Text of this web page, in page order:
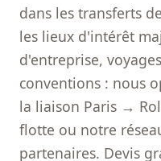
dans les transferts
les lieux d'intérêt
d'entreprise,
conventions : nous
la liaison Paris →
flotte ou notre
partenaires. Devis